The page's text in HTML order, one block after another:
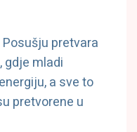
pretvara
gdje mladi
a sve to
pretvorene u